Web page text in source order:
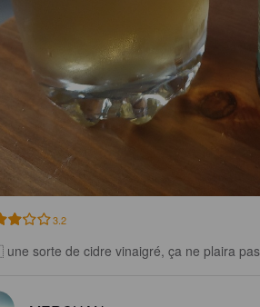
3.2
sorte de cidre vinaigré, ça ne plaira